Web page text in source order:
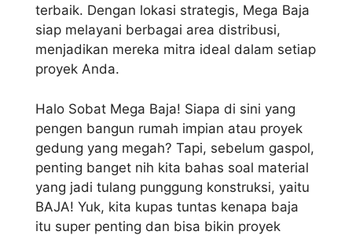
terbaik. Dengan lokasi strategis, Mega Baja
siap melayani berbagai area distribusi,
menjadikan mereka mitra ideal dalam setiap
proyek Anda.
Halo Sobat Mega Baja! Siapa di sini yang
pengen bangun rumah impian atau proyek
gedung yang megah? Tapi, sebelum gaspol,
penting banget nih kita bahas soal material
yang jadi tulang punggung konstruksi, yaitu
BAJA! Yuk, kita kupas tuntas kenapa baja
itu super penting dan bisa bikin proyek